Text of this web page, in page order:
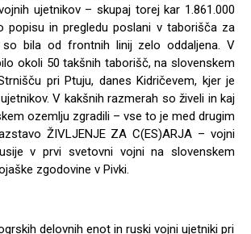
ujetnikov – skupaj torej kar 1.861.000
popisu in pregledu poslani v taborišča za
so bila od frontnih linij zelo oddaljena. V
okoli 50 takšnih taborišč, na slovenskem
pri Ptuju, danes Kidričevem, kjer je
V kakšnih razmerah so živeli in kaj
ozemlju zgradili – vse to je med drugim
ŽIVLJENJE ZA C(ES)ARJA – vojni
v prvi svetovni vojni na slovenskem
zgodovine v Pivki.
delovnih enot in ruski vojni ujetniki pri